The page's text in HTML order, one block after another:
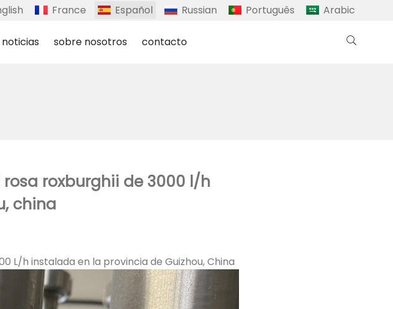
France Español Russian Português Arabic
noticias sobre nosotros contacto
roxburghii de 3000 l/h
china
L/h instalada en la provincia de Guizhou, China